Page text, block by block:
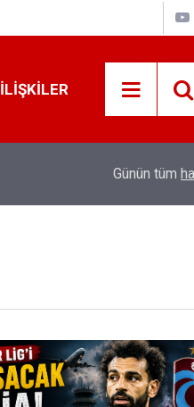
İLIŞKILER
Sıcak Havalarda
Günün tüm